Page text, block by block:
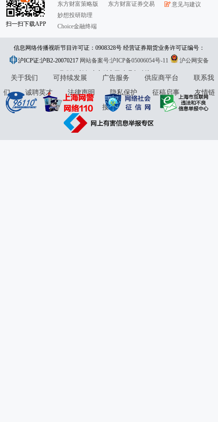
扫一扫下载APP
东方财富策略版
妙想投研助理
Choice金融终端
东方财富证券交易
意见与建议
信息网络传播视听节目许可证：0908328号 经营证券期货业务许可证编号：
913101046312860336 违法和不良信息举报:021-61278686 举报邮箱：
jubao@eastmoney.com
沪ICP证:沪B2-20070217 网站备案号:沪ICP备05006054号-11
沪公网安备
31010402000120号版权所有:东方财富网意见与建议:4000300059/952500
关于我们 可持续发展 广告服务 供应商平台
联系我
们
诚聘英才 法律声明 隐私保护 征稿启事
友情链
接